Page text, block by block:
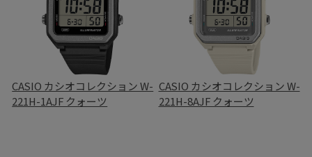
CASIO カシオコレクション W-
221H-1AJF クォーツ
CASIO カシオコレクション W-
221H-8AJF クォーツ